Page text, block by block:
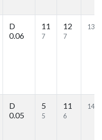
D
0.06
11
7
12
7
D
0.05
5
5
11
6